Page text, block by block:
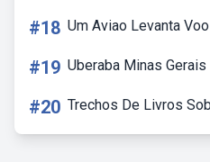
#18 Um Aviao Levanta
#19 Uberaba Minas
#20 Trechos De Livros